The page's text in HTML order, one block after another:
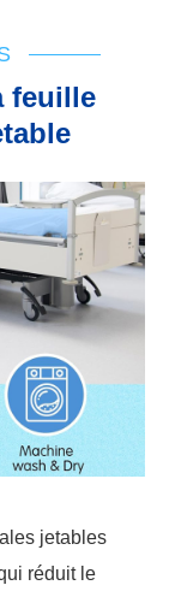
feuille
jetables
réduit le